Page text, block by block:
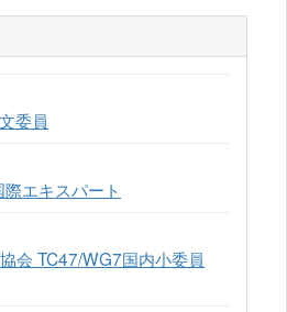
委員
エキスパート
会 TC47/WG7国内小委員